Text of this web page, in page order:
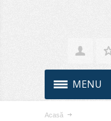
MENU
Acasă